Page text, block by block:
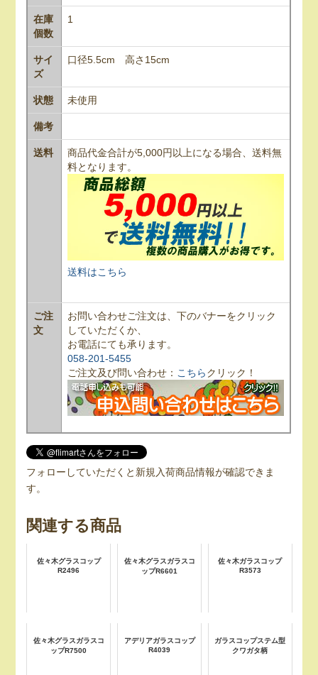
在庫
個数
1
サイ
ズ
口径5.5cm 高さ15cm
状態 未使用
備考
送料
商品代金合計が5,000円以上になる場合、送料無
料となります。
送料はこちら
ご注
文
お問い合わせご注文は、下のバナーをクリック
していただくか、
お電話にても承ります。
058-201-5455
ご注文及び問い合わせ： こちらクリック！
フォローしていただくと新規入荷商品情報が確認できま
す。
関連する商品
佐々木グラスコップ
R2496
佐々木グラスガラスコ
ップR6601
佐々木ガラスコップ
R3573
佐々木グラスガラスコ
ップR7500
アデリアガラスコップ
R4039
ガラスコップステム型
クワガタ柄